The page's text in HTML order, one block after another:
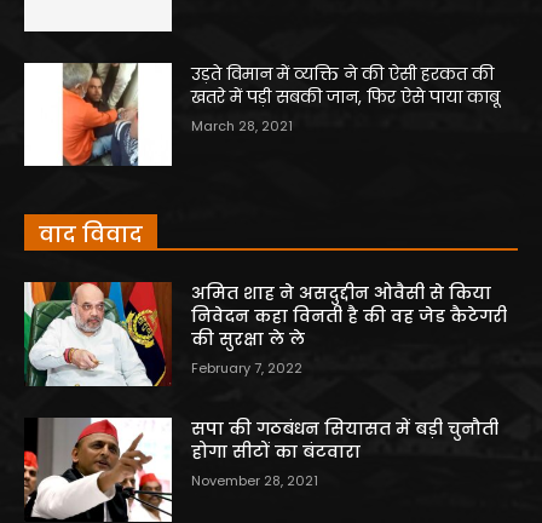
उड़ते विमान में व्यक्ति ने की ऐसी हरकत की
खतरे में पड़ी सबकी जान, फिर ऐसे पाया काबू
March 28, 2021
वाद विवाद
अमित शाह ने असदुद्दीन ओवैसी से किया
निवेदन कहा विनती है की वह जेड कैटेगरी
की सुरक्षा ले ले
February 7, 2022
सपा की गठबंधन सियासत में बड़ी चुनौती
होगा सीटों का बंटवारा
November 28, 2021